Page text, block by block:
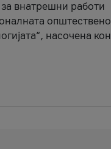
внатрешни работи
општествено
насочена кон